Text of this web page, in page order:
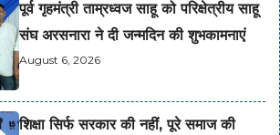
पूर्व गृहमंत्री ताम्रध्वज साहू को परिक्षेत्रीय साहू
संघ अरसनारा ने दी जन्मदिन की शुभकामनाएं
August 6, 2026
शिक्षा सिर्फ सरकार की नहीं, पूरे समाज की